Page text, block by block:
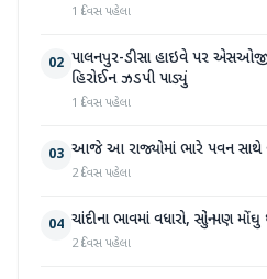
1 દિવસ પહેલા
02 પાલનપુર-ડીસા હાઇવે પર એસઓજી
હિરોઈન ઝડપી પાડ્યું
1 દિવસ પહેલા
03 આજે આ રાજ્યોમાં ભારે પવન સાથે
2 દિવસ પહેલા
04 ચાંદીના ભાવમાં વધારો, સોનું પણ
2 દિવસ પહેલા